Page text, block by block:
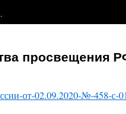
просвещения
от-02.09.2020-№-458-с-